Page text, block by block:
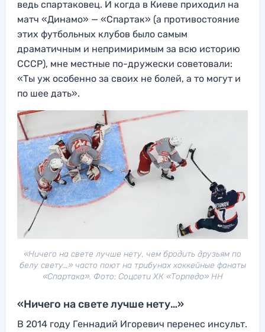
ведь спартаковец. И когда в Киеве приходил на
матч «Динамо» — «Спартак» (а противостояние
этих футбольных клубов было самым
драматичным и непримиримым за всю историю
СССР), мне местные по-дружески советовали:
«Ты уж особенно за своих не болей, а то могут и
по шее дать».
«Ничего на свете лучше нету, чем бродить друзьям по
белу свету…» часто поют на трибунах хоккейные фанаты
«Спартака». Фото: Соцсети ХК «Торпедо» НН
«Ничего на свете лучше нету…»
В 2014 году Геннадий Игоревич перенес инсульт.